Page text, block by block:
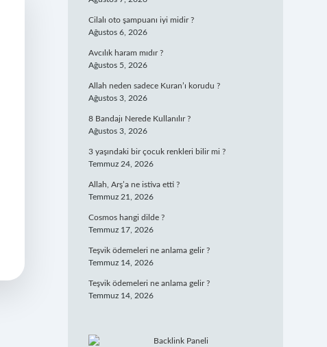
Cilalı oto şampuanı iyi midir ?
Ağustos 6, 2026
Avcılık haram mıdır ?
Ağustos 5, 2026
Allah neden sadece Kuran’ı korudu ?
Ağustos 3, 2026
8 Bandajı Nerede Kullanılır ?
Ağustos 3, 2026
3 yaşındaki bir çocuk renkleri bilir mi ?
Temmuz 24, 2026
Allah, Arş’a ne istiva etti ?
Temmuz 21, 2026
Cosmos hangi dilde ?
Temmuz 17, 2026
Teşvik ödemeleri ne anlama gelir ?
Temmuz 14, 2026
Teşvik ödemeleri ne anlama gelir ?
Temmuz 14, 2026